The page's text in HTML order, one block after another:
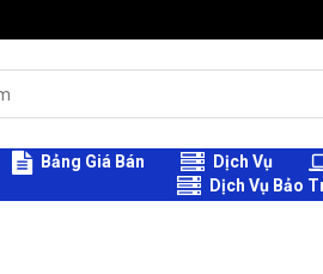
Bảng Giá Bán Dịch Vụ
Dịch Vụ Bảo